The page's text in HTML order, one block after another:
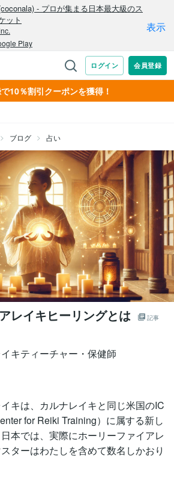
10％割引クーポンを獲得！
ブログ 占い
レイキヒーリングとは 記事
キティーチャー・保健師
キは、カルナレイキと同じ米国のIC
for Reiki Training）に属する新し
本では、実際にホーリーファイアレ
ターはわたしを含めて数名しかおり